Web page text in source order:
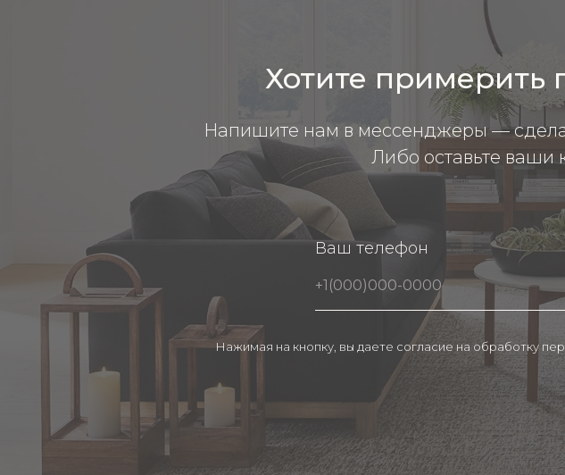
Хотите примерить
Напишите нам в мессенджеры —
Либо оставьте ваши
Ваш телефон
Нажимая на кнопку, вы даете согласие на обработку